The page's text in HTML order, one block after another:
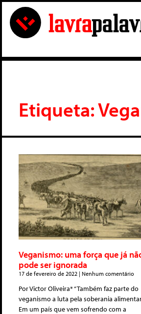
Etiqueta:
Veganismo: uma força que já
pode ser ignorada
17 de fevereiro de 2022 Nenhum comentário
Por Victor Oliveira* “Também faz parte do
veganismo a luta pela soberania
Em um país que vem sofrendo com a